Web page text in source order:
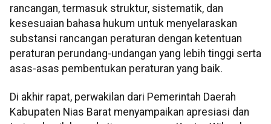
rancangan, termasuk struktur, sistematik, dan
kesesuaian bahasa hukum untuk menyelaraskan
substansi rancangan peraturan dengan ketentuan
peraturan perundang-undangan yang lebih tinggi serta
asas-asas pembentukan peraturan yang baik.
Di akhir rapat, perwakilan dari Pemerintah Daerah
Kabupaten Nias Barat menyampaikan apresiasi dan